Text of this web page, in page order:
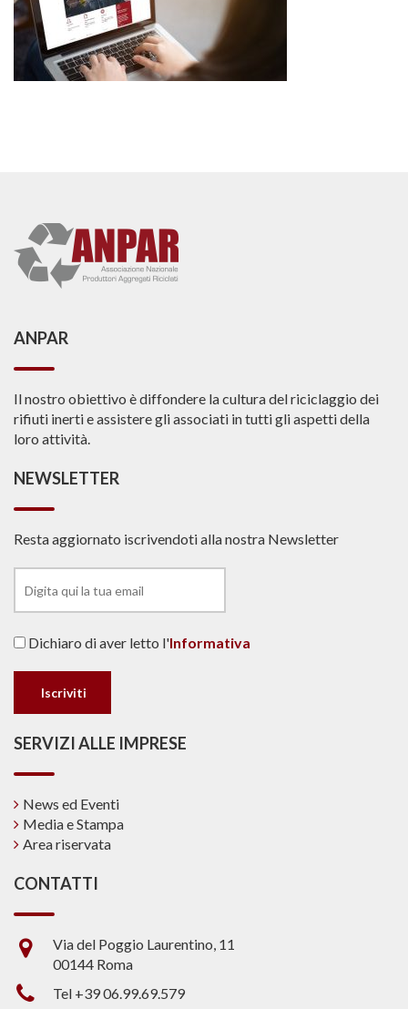
ANPAR
Il nostro obiettivo è diffondere la cultura del riciclaggio dei
rifiuti inerti e assistere gli associati in tutti gli aspetti della
loro attività.
NEWSLETTER
Resta aggiornato iscrivendoti alla nostra Newsletter
Dichiaro di aver letto l'Informativa
SERVIZI ALLE IMPRESE
News ed Eventi
Media e Stampa
Area riservata
CONTATTI
Via del Poggio Laurentino, 11
00144 Roma
Tel +39 06.99.69.579